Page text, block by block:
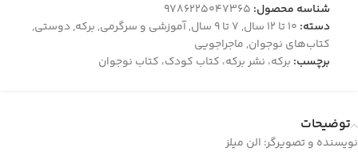
شناسه محصول: 9786225047365
دسته: 10 تا 12 سال , 7 تا 9 سال ,آموزشی و سرگرمی, برکه,دوستی,
کتاب‌های نوجوان, ماجراجویی
برچسب: برکه، نشر برکه، کتاب کودک، کتاب نوجوان
توضیحات
نویسنده و تصویرگر: الن میلز